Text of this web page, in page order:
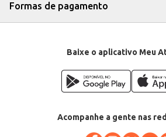
Formas de pagamento
Baixe o aplicativo Meu
Acompanhe a gente nas